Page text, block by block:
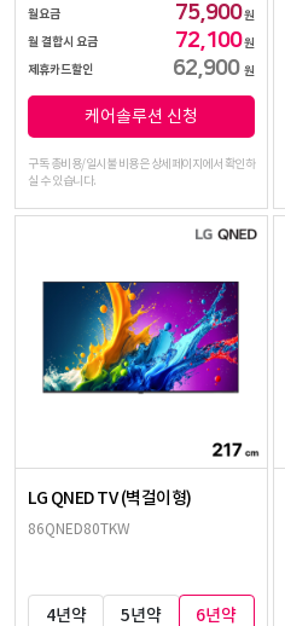
월요금 75,900원
월 결합시 요금
72,100원
제휴카드할인
62,900 원
케어솔루션 신청
구독 총비용/일시불 비용은 상세페이지에서 확인하
실 수 있습니다.
LG QNED TV (벽걸이형)
86QNED80TKW
4년약 5년약 6년약